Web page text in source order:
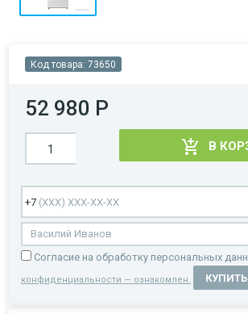
Код товара: 73650
52 980 Р
В
Cогласие на обработку персональных
конфиденциальности — ознакомлен.